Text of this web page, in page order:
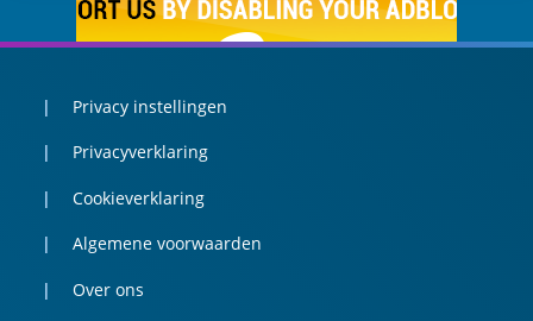
Privacy instellingen
Privacyverklaring
Cookieverklaring
Algemene voorwaarden
Over ons